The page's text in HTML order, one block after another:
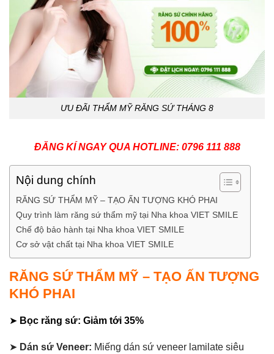
ƯU ĐÃI THẨM MỸ RĂNG SỨ THÁNG 8
ĐĂNG KÍ NGAY QUA HOTLINE: 0796 111 888
Nội dung chính
RĂNG SỨ THẨM MỸ – TẠO ẤN TƯỢNG KHÓ PHAI
Quy trình làm răng sứ thẩm mỹ tại Nha khoa VIET SMILE
Chế độ bảo hành tại Nha khoa VIET SMILE
Cơ sở vật chất tại Nha khoa VIET SMILE
RĂNG SỨ THẨM MỸ – TẠO ẤN TƯỢNG
KHÓ PHAI
➤ Bọc răng sứ: Giảm tới 35%
➤ Dán sứ Veneer: Miếng dán sứ veneer lamilate siêu